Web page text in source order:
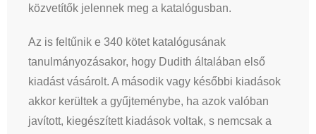
közvetítők jelennek meg a katalógusban.
Az is feltűnik e 340 kötet katalógusának
tanulmányozásakor, hogy Dudith általában első
kiadást vásárolt. A második vagy későbbi kiadások
akkor kerültek a gyűjteménybe, ha azok valóban
javított, kiegészített kiadások voltak, s nemcsak a